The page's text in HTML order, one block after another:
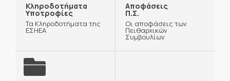
Κληροδοτήματα
Υποτροφίες
Τα Κληροδοτήματα της
ΕΣΗΕΑ
Αποφάσεις
Π.Σ.
Οι αποφάσεις των
Πειθαρχικών
Συμβουλίων